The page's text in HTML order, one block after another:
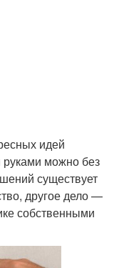
идей
руками можно без
существует
другое дело —
собственными